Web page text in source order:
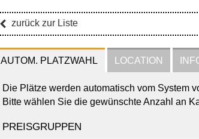
zurück zur Liste
AUTOM. PLATZWAHL LOCATION
Die Plätze werden automatisch vom System
Bitte wählen Sie die gewünschte Anzahl an
PREISGRUPPEN